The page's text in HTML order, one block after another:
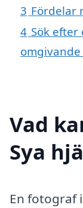
3 Fördelar
4 Sök
omgivande
Vad
Sya
En fotograf